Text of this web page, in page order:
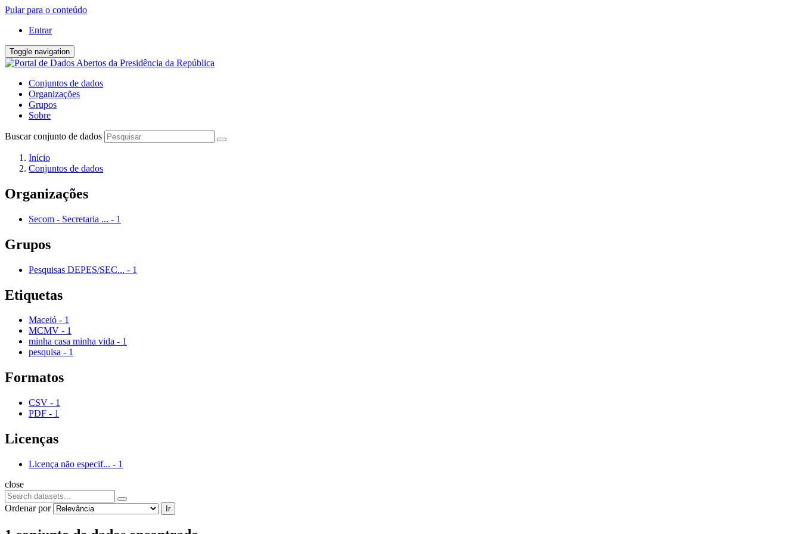
Pular para o conteúdo
Entrar
Toggle navigation
Conjuntos de dados
Organizações
Grupos
Sobre
Buscar conjunto de dados
Início
Conjuntos de dados
Organizações
Secom - Secretaria ... - 1
Grupos
Pesquisas DEPES/SEC... - 1
Etiquetas
Maceió - 1
MCMV - 1
minha casa minha vida - 1
pesquisa - 1
Formatos
CSV - 1
PDF - 1
Licenças
Licença não especif... - 1
close
Ordenar por Ir